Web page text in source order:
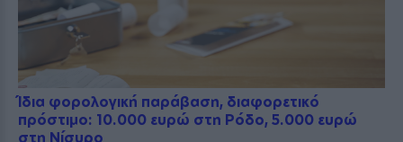
Ίδια φορολογική παράβαση, διαφορετικό
πρόστιμο: 10.000 ευρώ στη Ρόδο, 5.000 ευρώ
στη Νίσυρο